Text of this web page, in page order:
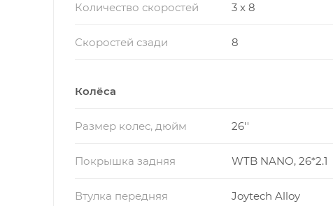
Количество скоростей 3 x 8
Скоростей сзади 8
Колёса
Размер колес, дюйм 26''
Покрышка задняя WTB NANO, 26*2.1
Втулка передняя Joytech Alloy